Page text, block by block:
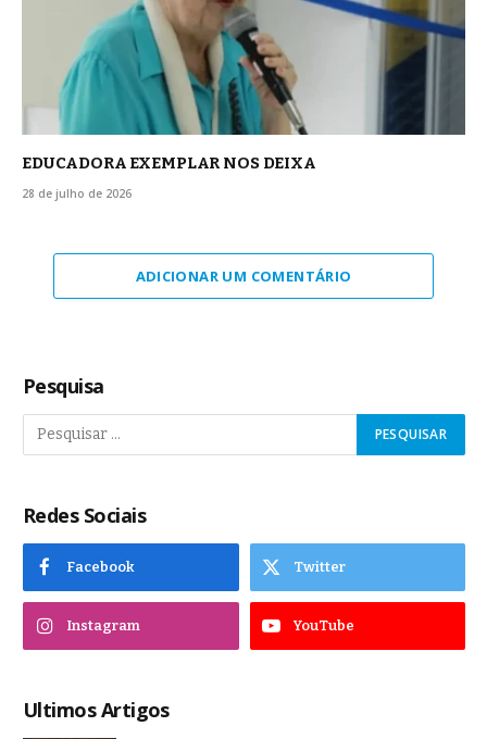
EDUCADORA EXEMPLAR NOS DEIXA
28 de julho de 2026
ADICIONAR UM COMENTÁRIO
Pesquisa
Redes Sociais
Facebook Twitter
Instagram YouTube
Ultimos Artigos